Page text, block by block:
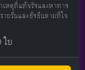
หตุที่แท้จริงและหาทาง
าบรื่นและยั่งยืนตามที่ใจ
ใบ